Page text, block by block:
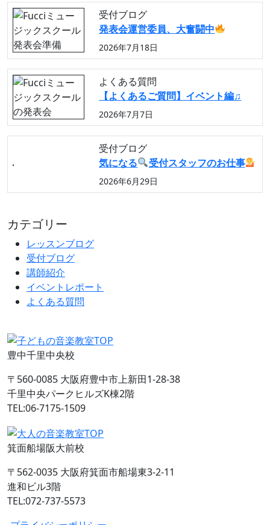
受付ブログ
発表会運営委員、大奮闘中
2026年7月18日
よくある質問
【よくあるご質問】イベント編♫
2026年7月7日
受付ブログ
気になる
受付スタッフのお仕事
2026年6月29日
カテゴリー
レッスンブログ
受付ブログ
講師紹介
イベントレポート
よくある質問
豊中千里中央校
〒560-0085 大阪府豊中市上新田1-28-38
千里中央パークヒルズK棟2階
TEL:06-7175-1509
箕面船場阪大前校
〒562-0035 大阪府箕面市船場東3-2-11
進和ビル3階
TEL:072-737-5573